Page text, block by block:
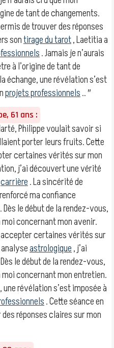
de tant de changements.
de trouver des réponses
sontirage du tarot, Laetitia a
. Jamais je n’aurais
à l’origine de tant de
échange, une révélation s’est
projets professionnels.. ″
61 ans :
Philippe voulait savoir si
porter leurs fruits. Cette
certaines vérités sur mon
j’ai découvert une vérité
carrière. La sincérité de
ma confiance
. Dès le début de la rendez-vous,
concernant mon avenir.
accepter certaines vérités sur
astrologique, j’ai
le début de la rendez-vous,
concernant mon entretien.
révélation s’est imposée à
. Cette séance en
réponses claires sur mon